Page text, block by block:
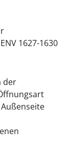
1627-1630
der